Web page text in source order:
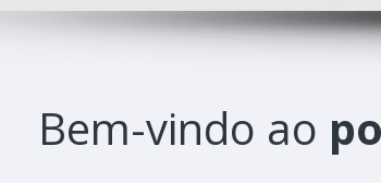
Bem-vindo ao